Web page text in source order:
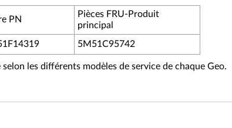
PN
Pièces FRU-Produit
principal
5M51C95742
les différents modèles de service de chaque Geo.